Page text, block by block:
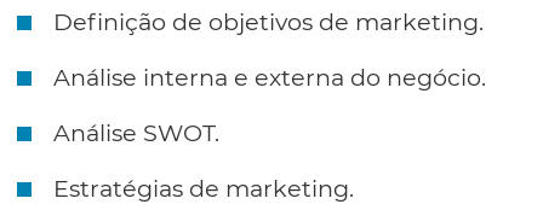
Definição de objetivos de marketing.
Análise interna e externa do negócio.
Análise SWOT.
Estratégias de marketing.